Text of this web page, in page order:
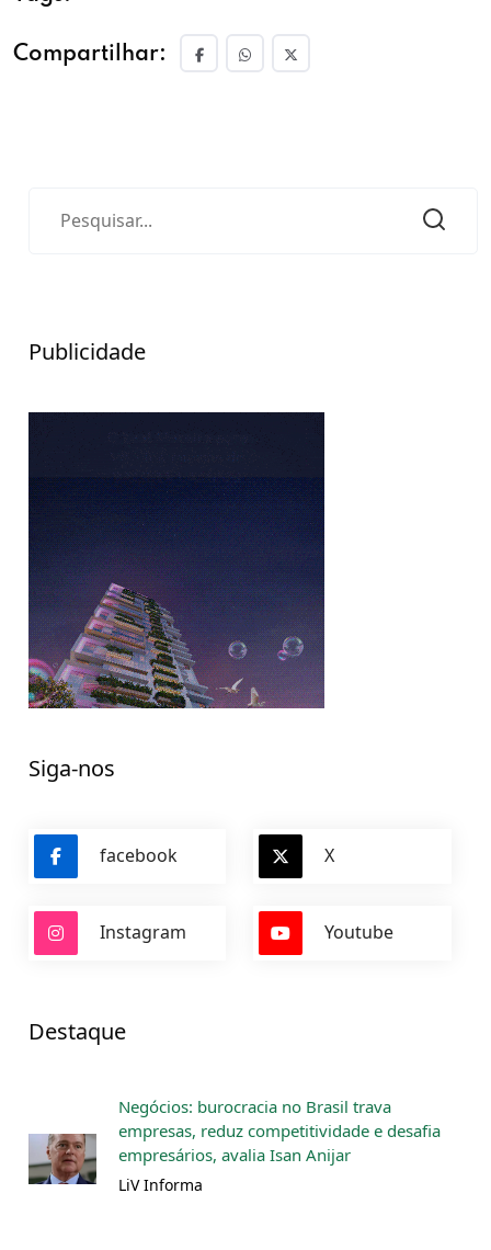
Compartilhar:
Publicidade
Siga-nos
facebook X
Instagram Youtube
Destaque
Negócios: burocracia no Brasil trava
empresas, reduz competitividade e desafia
empresários, avalia Isan Anijar
LiV Informa